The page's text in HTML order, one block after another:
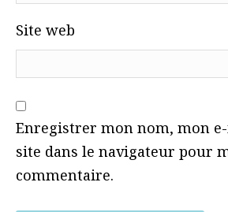
Site web
Enregistrer mon nom, mon
site dans le navigateur pour
commentaire.